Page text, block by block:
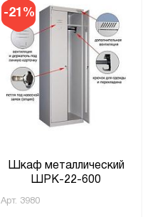
-21%
Шкаф металлический
ШРК-22-600
Арт. 3980